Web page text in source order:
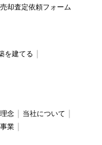
売却査定依頼フォーム
を建てる
念
当社について
業